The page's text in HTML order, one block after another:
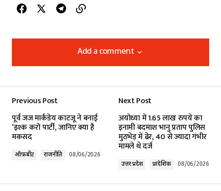
Add a comment
Add a comment
Required fields are marked*
Previous Post
पूर्व जज मार्कंडेय काटजू ने बनाई
‘इश्क करो पार्टी, जानिए क्या है
मकसद
ऑफ़बीट राजनीति 08/06/2026
Next Post
अयोध्या में 1.65 लाख रुपये का
इनामी बदमाश भानु प्रताप पुलिस
मुठभेड़ में ढेर, 40 से ज्यादा गंभीर
मामले थे दर्ज
उत्तर प्रदेश प्रादेशिक 08/06/2026